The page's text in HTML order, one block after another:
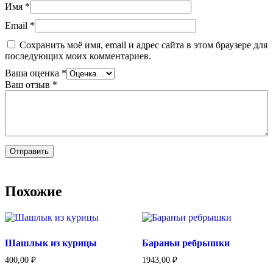
Имя *
Email *
Сохранить моё имя, email и адрес сайта в этом браузере для
последующих моих комментариев.
Ваша оценка *
Ваш отзыв *
Похожие
Шашлык из курицы
400,00 ₽
Бараньи ребрышки
1943,00 ₽